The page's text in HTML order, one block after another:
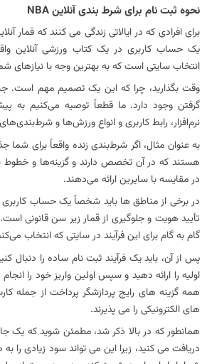
نحوه ثبت نام برای شرط بندی آنلاین NBA
برای افرادی که در ایالاتی زندگی می کنند که قمار
یک حساب کاربری در یک کتاب ورزشی آنلاین
انتخاب سایتی است که به بهترین وجه با نیازهای
وقت بگذارید، چرا که این یک تصمیم مهم است.
گرفتن وجود دارد. ما قطعاً توصیه می‌کنیم به
نرم‌افزار، رابط کاربری و انواع ورزش‌ها و
به عنوان مثال، اگر شرط‌بندی زنده واقعاً برای
هستند که در آن تخصص دارند و گزینه‌ها و خطوط
در مقایسه با سایرین ارائه می‌دهند.
در برخی از مناطق ها باید شخصاً یک حساب کاربری
تأیید هویت و جلوگیری از قمار زیر سن قانونی
گام به گام برای این فرآیند در سایتی که انتخاب
پس از آن، باید یک فرآیند ثبت نام ساده را دنبال
اولیه را ارائه دهید و سپس اولین واریز خود را
همه گزینه های رایج پردازشگر پرداخت از جمله
های الکترونیکی را می پذیرند.
همانطور که در بالا ذکر شد، مطمئن شوید که یک
دریافت می کنید، زیرا این می تواند سود زیادی را